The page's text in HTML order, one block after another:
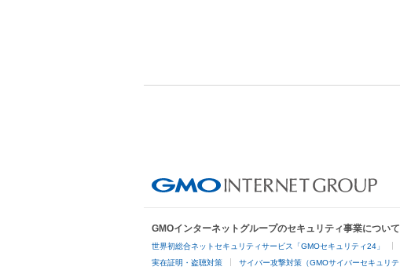
GMOインターネットグループのセキュリティ事業について
世界初総合ネットセキュリティサービス「GMOセキュリティ24」
実在証明・盗聴対策 サイバー攻撃対策（GMOサイバーセキュリテ